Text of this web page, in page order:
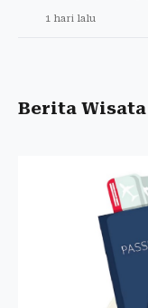
1 hari lalu
Berita Wisata